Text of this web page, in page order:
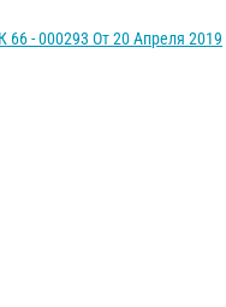
- 000293 От 20 Апреля 2019